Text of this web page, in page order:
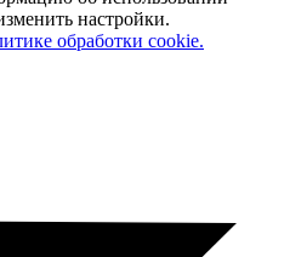
настройки.
обработки cookie.